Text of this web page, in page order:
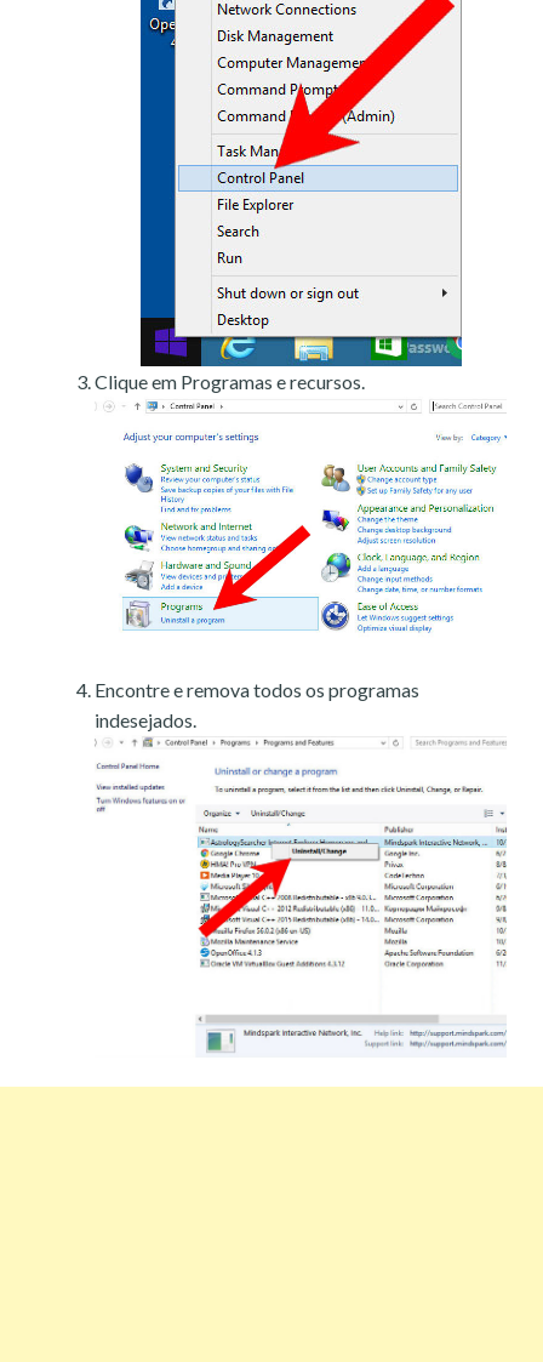
Clique em Programas e recursos.
Encontre e remova todos os programas
indesejados.